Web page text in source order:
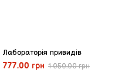
Лабораторія привидів
777.00 грн 1 050.00 грн